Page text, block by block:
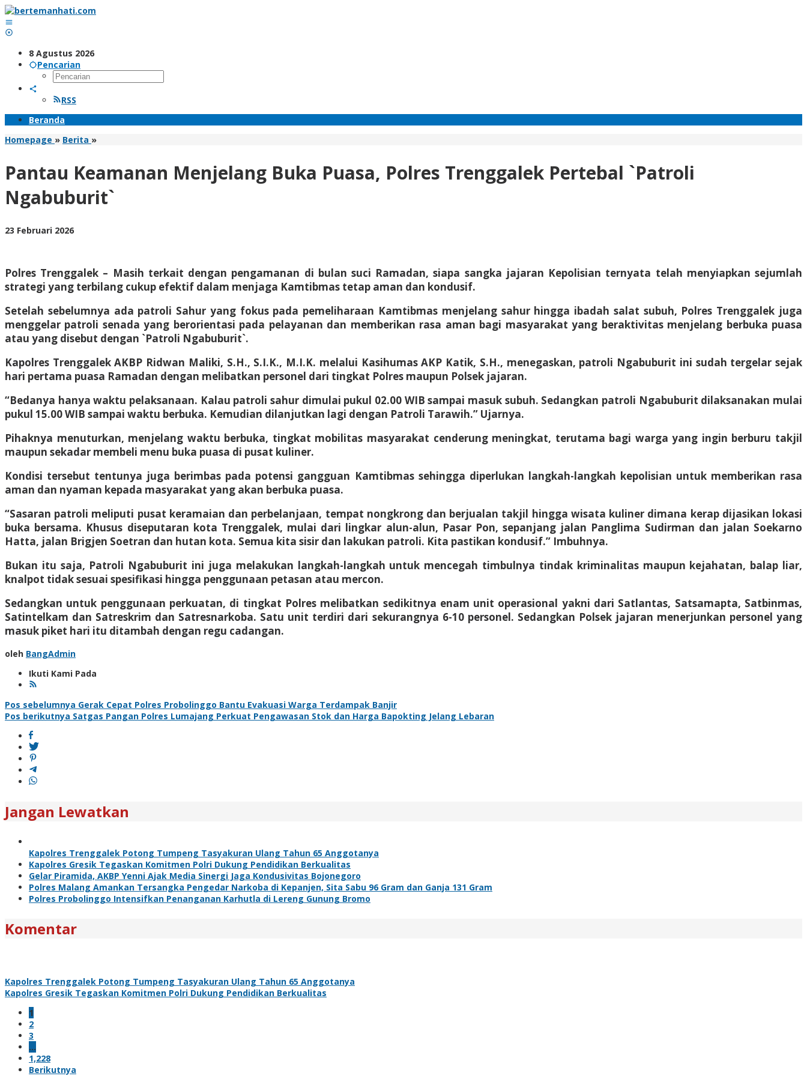
Lewati
ke
konten
8 Agustus 2026
Pencarian
RSS
Beranda
Homepage » Berita »Pantau
Buka
Polres
Trenggalek
Pantau Keamanan Menjelang Buka Puasa, Polres Trenggalek Pertebal `Patroli
Ngabuburit`
23 Februari 2026oleh
Polres Trenggalek – Masih terkait dengan pengamanan di bulan suci Ramadan, siapa sangka jajaran Kepolisian ternyata telah menyiapkan sejumlah
strategi yang terbilang cukup efektif dalam menjaga Kamtibmas tetap aman dan kondusif.
Setelah sebelumnya ada patroli Sahur yang fokus pada pemeliharaan Kamtibmas menjelang sahur hingga ibadah salat subuh, Polres Trenggalek juga
menggelar patroli senada yang berorientasi pada pelayanan dan memberikan rasa aman bagi masyarakat yang beraktivitas menjelang berbuka puasa
atau yang disebut dengan `Patroli Ngabuburit`.
Kapolres Trenggalek AKBP Ridwan Maliki, S.H., S.I.K., M.I.K. melalui Kasihumas AKP Katik, S.H., menegaskan, patroli Ngabuburit ini sudah tergelar sejak
hari pertama puasa Ramadan dengan melibatkan personel dari tingkat Polres maupun Polsek jajaran.
“Bedanya hanya waktu pelaksanaan. Kalau patroli sahur dimulai pukul 02.00 WIB sampai masuk subuh. Sedangkan patroli Ngabuburit dilaksanakan mulai
pukul 15.00 WIB sampai waktu berbuka. Kemudian dilanjutkan lagi dengan Patroli Tarawih.” Ujarnya.
Pihaknya menuturkan, menjelang waktu berbuka, tingkat mobilitas masyarakat cenderung meningkat, terutama bagi warga yang ingin berburu takjil
maupun sekadar membeli menu buka puasa di pusat kuliner.
Kondisi tersebut tentunya juga berimbas pada potensi gangguan Kamtibmas sehingga diperlukan langkah-langkah kepolisian untuk memberikan rasa
aman dan nyaman kepada masyarakat yang akan berbuka puasa.
“Sasaran patroli meliputi pusat keramaian dan perbelanjaan, tempat nongkrong dan berjualan takjil hingga wisata kuliner dimana kerap dijasikan lokasi
buka bersama. Khusus diseputaran kota Trenggalek, mulai dari lingkar alun-alun, Pasar Pon, sepanjang jalan Panglima Sudirman dan jalan Soekarno
Hatta, jalan Brigjen Soetran dan hutan kota. Semua kita sisir dan lakukan patroli. Kita pastikan kondusif.” Imbuhnya.
Bukan itu saja, Patroli Ngabuburit ini juga melakukan langkah-langkah untuk mencegah timbulnya tindak kriminalitas maupun kejahatan, balap liar,
knalpot tidak sesuai spesifikasi hingga penggunaan petasan atau mercon.
Sedangkan untuk penggunaan perkuatan, di tingkat Polres melibatkan sedikitnya enam unit operasional yakni dari Satlantas, Satsamapta, Satbinmas,
Satintelkam dan Satreskrim dan Satresnarkoba. Satu unit terdiri dari sekurangnya 6-10 personel. Sedangkan Polsek jajaran menerjunkan personel yang
masuk piket hari itu ditambah dengan regu cadangan.
oleh BangAdmin
Ikuti Kami Pada
Navigasi
pos
Pos sebelumnya Gerak Cepat Polres Probolinggo Bantu Evakuasi Warga Terdampak Banjir
Pos berikutnya Satgas Pangan Polres Lumajang Perkuat Pengawasan Stok dan Harga Bapokting Jelang Lebaran
Jangan Lewatkan
Kapolres Trenggalek Potong Tumpeng Tasyakuran Ulang Tahun 65 Anggotanya
Kapolres Gresik Tegaskan Komitmen Polri Dukung Pendidikan Berkualitas
Gelar Piramida, AKBP Yenni Ajak Media Sinergi Jaga Kondusivitas Bojonegoro
Polres Malang Amankan Tersangka Pengedar Narkoba di Kepanjen, Sita Sabu 96 Gram dan Ganja 131 Gram
Polres Probolinggo Intensifkan Penanganan Karhutla di Lereng Gunung Bromo
Komentar
Kapolres Trenggalek Potong Tumpeng Tasyakuran Ulang Tahun 65 Anggotanya
Kapolres Gresik Tegaskan Komitmen Polri Dukung Pendidikan Berkualitas
1
2
3
…
1,228
Berikutnya